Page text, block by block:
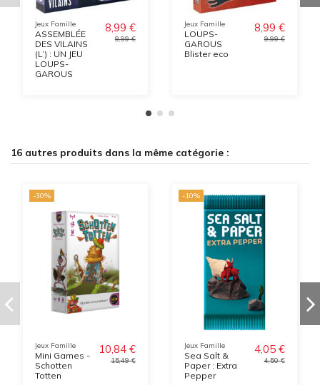
Jeux Famille
ASSEMBLÉE
DES VILAINS
(L’) : UN JEU
LOUPS-
GAROUS
8,99 €
9,99 €
Jeux Famille
LOUPS-
GAROUS
Blister eco
8,99 €
9,99 €
16 autres produits dans la même catégorie :
-30%
Jeux Famille
Mini Games -
Schotten
Totten
10,84 €
15,49 €
-10%
Jeux Famille
Sea Salt &
Paper : Extra
Pepper
4,05 €
4,50 €